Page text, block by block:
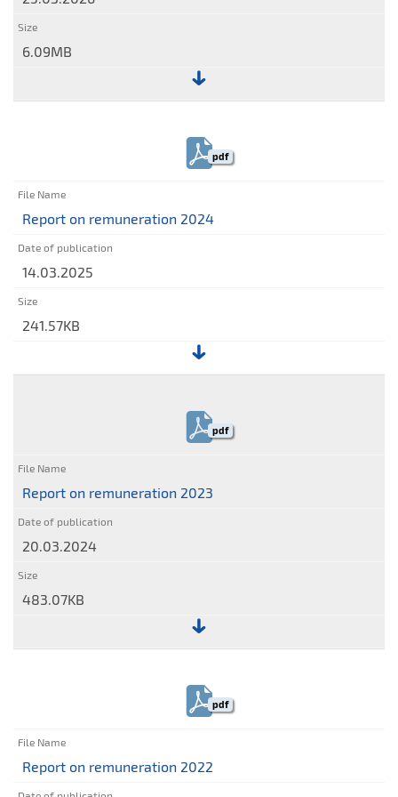
6.09MB
File:
2025
pdf
Report on remuneration 2024
14.03.2025
241.57KB
File:
2024
pdf
Report on remuneration 2023
20.03.2024
483.07KB
File:
2023
pdf
Report on remuneration 2022